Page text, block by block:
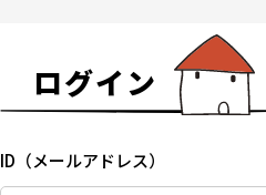
ログイン
ID（メールアドレス）